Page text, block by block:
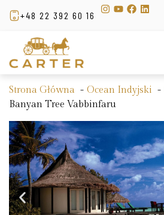
+48 22 392 60 16
Strona Główna Ocean Indyjski
Banyan Tree Vabbinfaru